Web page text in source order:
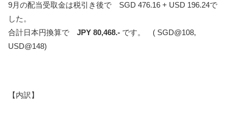
9月の配当受取金は税引き後で SGD 476.16 + USD 196.24で
した。
合計日本円換算で JPY 80,468.- です。 ( SGD@108,
USD@148)
【内訳】